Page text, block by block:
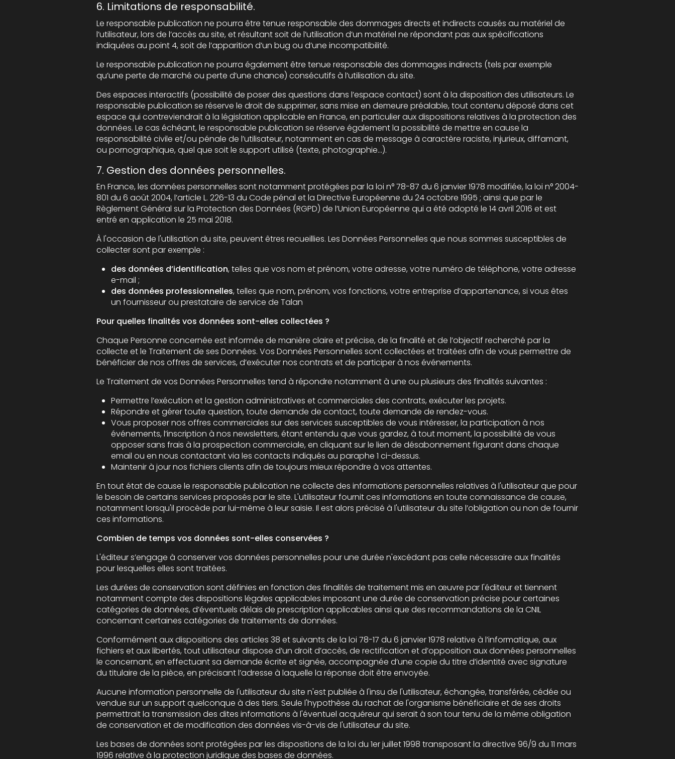
6. Limitations de responsabilité.
Le responsable publication ne pourra être tenue responsable des dommages directs et indirects causés au matériel de
l’utilisateur, lors de l’accès au site, et résultant soit de l’utilisation d’un matériel ne répondant pas aux spécifications
indiquées au point 4, soit de l’apparition d’un bug ou d’une incompatibilité.
Le responsable publication ne pourra également être tenue responsable des dommages indirects (tels par exemple
qu’une perte de marché ou perte d’une chance) consécutifs à l’utilisation du site.
Des espaces interactifs (possibilité de poser des questions dans l’espace contact) sont à la disposition des utilisateurs. Le
responsable publication se réserve le droit de supprimer, sans mise en demeure préalable, tout contenu déposé dans cet
espace qui contreviendrait à la législation applicable en France, en particulier aux dispositions relatives à la protection des
données. Le cas échéant, le responsable publication se réserve également la possibilité de mettre en cause la
responsabilité civile et/ou pénale de l’utilisateur, notamment en cas de message à caractère raciste, injurieux, diffamant,
ou pornographique, quel que soit le support utilisé (texte, photographie…).
7. Gestion des données personnelles.
En France, les données personnelles sont notamment protégées par la loi n° 78-87 du 6 janvier 1978 modifiée, la loi n° 2004-
801 du 6 août 2004, l’article L. 226-13 du Code pénal et la Directive Européenne du 24 octobre 1995 ; ainsi que par le
Règlement Général sur la Protection des Données (RGPD) de l’Union Européenne qui a été adopté le 14 avril 2016 et est
entré en application le 25 mai 2018.
À l'occasion de l'utilisation du site, peuvent êtres recueillies. Les Données Personnelles que nous sommes susceptibles de
collecter sont par exemple :
des données d’identification, telles que vos nom et prénom, votre adresse, votre numéro de téléphone, votre adresse
e-mail ;
des données professionnelles, telles que nom, prénom, vos fonctions, votre entreprise d’appartenance, si vous êtes
un fournisseur ou prestataire de service de Talan
Pour quelles finalités vos données sont-elles collectées ?
Chaque Personne concernée est informée de manière claire et précise, de la finalité et de l’objectif recherché par la
collecte et le Traitement de ses Données. Vos Données Personnelles sont collectées et traitées afin de vous permettre de
bénéficier de nos offres de services, d’exécuter nos contrats et de participer à nos événements.
Le Traitement de vos Données Personnelles tend à répondre notamment à une ou plusieurs des finalités suivantes :
Permettre l’exécution et la gestion administratives et commerciales des contrats, exécuter les projets.
Répondre et gérer toute question, toute demande de contact, toute demande de rendez-vous.
Vous proposer nos offres commerciales sur des services susceptibles de vous intéresser, la participation à nos
événements, l’inscription à nos newsletters, étant entendu que vous gardez, à tout moment, la possibilité de vous
opposer sans frais à la prospection commerciale, en cliquant sur le lien de désabonnement figurant dans chaque
email ou en nous contactant via les contacts indiqués au paraphe 1 ci-dessus.
Maintenir à jour nos fichiers clients afin de toujours mieux répondre à vos attentes.
En tout état de cause le responsable publication ne collecte des informations personnelles relatives à l'utilisateur que pour
le besoin de certains services proposés par le site. L'utilisateur fournit ces informations en toute connaissance de cause,
notamment lorsqu'il procède par lui-même à leur saisie. Il est alors précisé à l'utilisateur du site l’obligation ou non de fournir
ces informations.
Combien de temps vos données sont-elles conservées ?
L'éditeur s’engage à conserver vos données personnelles pour une durée n'excédant pas celle nécessaire aux finalités
pour lesquelles elles sont traitées.
Les durées de conservation sont définies en fonction des finalités de traitement mis en œuvre par l'éditeur et tiennent
notamment compte des dispositions légales applicables imposant une durée de conservation précise pour certaines
catégories de données, d’éventuels délais de prescription applicables ainsi que des recommandations de la CNIL
concernant certaines catégories de traitements de données.
Conformément aux dispositions des articles 38 et suivants de la loi 78-17 du 6 janvier 1978 relative à l’informatique, aux
fichiers et aux libertés, tout utilisateur dispose d’un droit d’accès, de rectification et d’opposition aux données personnelles
le concernant, en effectuant sa demande écrite et signée, accompagnée d’une copie du titre d’identité avec signature
du titulaire de la pièce, en précisant l’adresse à laquelle la réponse doit être envoyée.
Aucune information personnelle de l'utilisateur du site n'est publiée à l'insu de l'utilisateur, échangée, transférée, cédée ou
vendue sur un support quelconque à des tiers. Seule l'hypothèse du rachat de l'organisme bénéficiaire et de ses droits
permettrait la transmission des dites informations à l'éventuel acquéreur qui serait à son tour tenu de la même obligation
de conservation et de modification des données vis-à-vis de l'utilisateur du site.
Les bases de données sont protégées par les dispositions de la loi du 1er juillet 1998 transposant la directive 96/9 du 11 mars
1996 relative à la protection juridique des bases de données.